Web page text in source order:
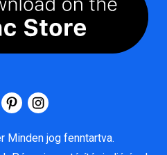
Minden jog fenntartva.